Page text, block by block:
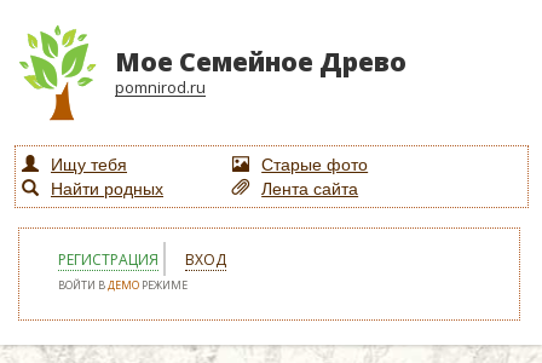
Мое Семейное Древо
pomnirod.ru
Ищу тебя
Старые фото
Найти родных
Лента сайта
РЕГИСТРАЦИЯ ВХОД
ВОЙТИ ВДЕМО РЕЖИМЕ